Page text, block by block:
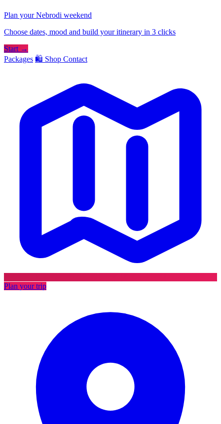
Plan your Nebrodi weekend
Choose dates, mood and build your itinerary in 3 clicks
Start →
Packages 🛍️ Shop Contact
Plan your trip